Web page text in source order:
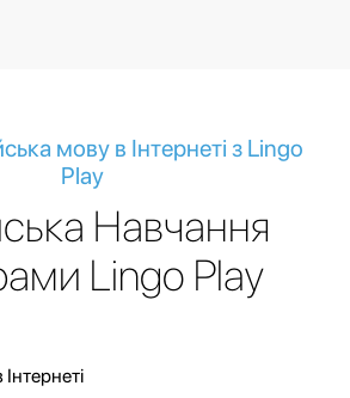
мову в Інтернеті з Lingo
Play
Навчання
Lingo Play
Інтернеті